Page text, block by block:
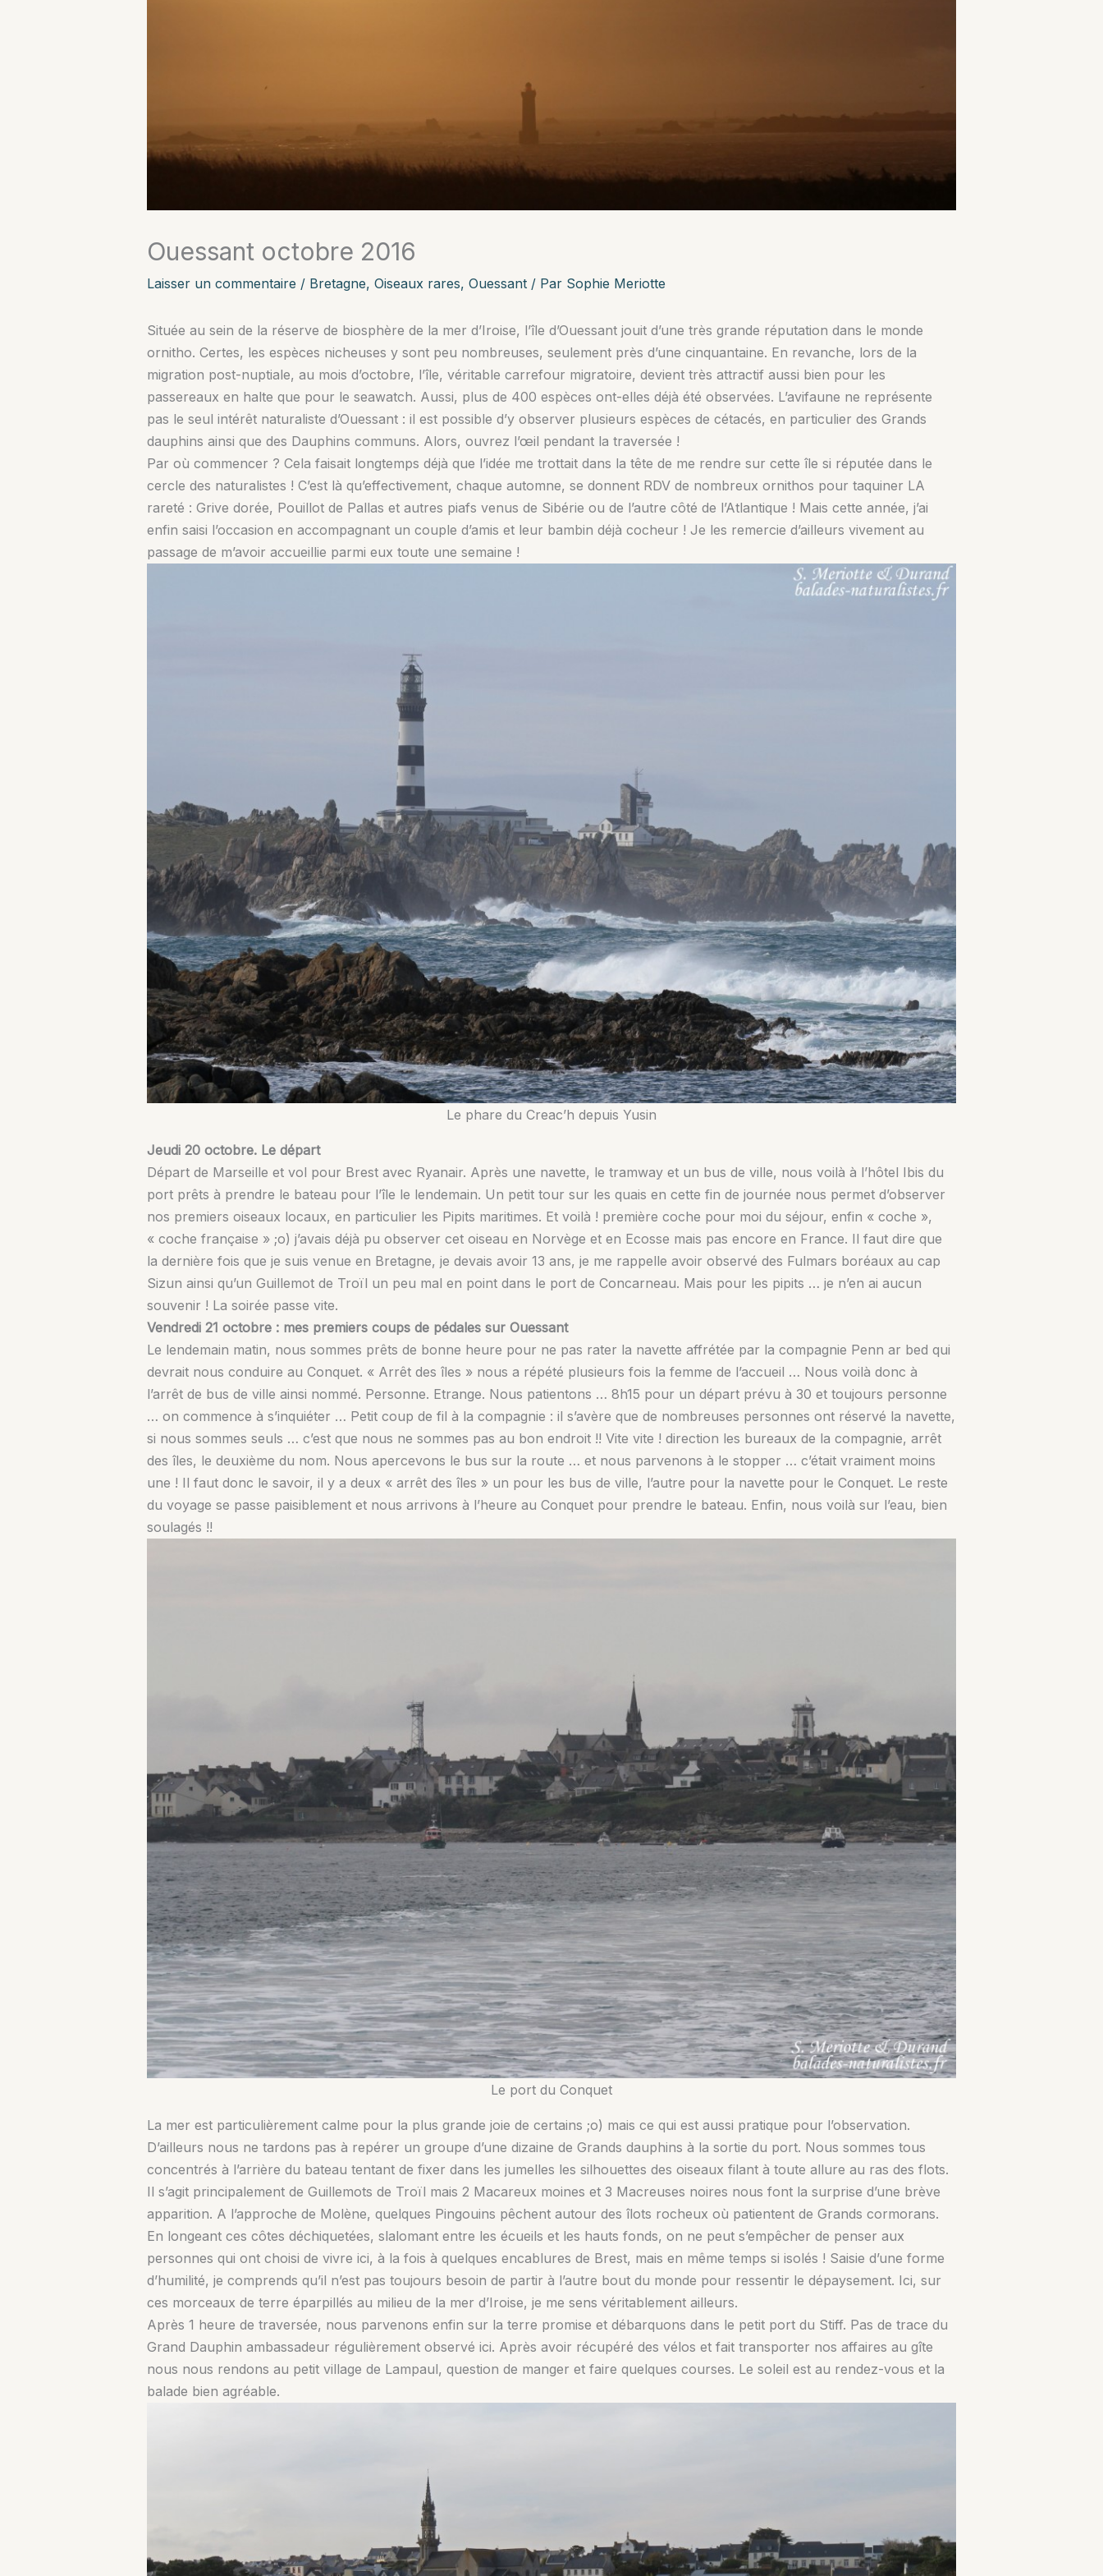
Ouessant octobre 2016
Laisser un commentaire / Bretagne, Oiseaux rares, Ouessant/ Par Sophie Meriotte
Située au sein de la réserve de biosphère de la mer d’Iroise, l’île d’Ouessant jouit d’une très grande réputation dans le monde
ornitho. Certes, les espèces nicheuses y sont peu nombreuses, seulement près d’une cinquantaine. En revanche, lors de la
migration post-nuptiale, au mois d’octobre, l’île, véritable carrefour migratoire, devient très attractif aussi bien pour les
passereaux en halte que pour le seawatch. Aussi, plus de 400 espèces ont-elles déjà été observées. L’avifaune ne représente
pas le seul intérêt naturaliste d’Ouessant : il est possible d’y observer plusieurs espèces de cétacés, en particulier des Grands
dauphins ainsi que des Dauphins communs. Alors, ouvrez l’œil pendant la traversée !
Par où commencer ? Cela faisait longtemps déjà que l’idée me trottait dans la tête de me rendre sur cette île si réputée dans le
cercle des naturalistes ! C’est là qu’effectivement, chaque automne, se donnent RDV de nombreux ornithos pour taquiner LA
rareté : Grive dorée, Pouillot de Pallas et autres piafs venus de Sibérie ou de l’autre côté de l’Atlantique ! Mais cette année, j’ai
enfin saisi l’occasion en accompagnant un couple d’amis et leur bambin déjà cocheur ! Je les remercie d’ailleurs vivement au
passage de m’avoir accueillie parmi eux toute une semaine !
Le phare du Creac’h depuis Yusin
Jeudi 20 octobre. Le départ
Départ de Marseille et vol pour Brest avec Ryanair. Après une navette, le tramway et un bus de ville, nous voilà à l’hôtel Ibis du
port prêts à prendre le bateau pour l’île le lendemain. Un petit tour sur les quais en cette fin de journée nous permet d’observer
nos premiers oiseaux locaux, en particulier les Pipits maritimes. Et voilà ! première coche pour moi du séjour, enfin « coche »,
« coche française » ;o) j’avais déjà pu observer cet oiseau en Norvège et en Ecosse mais pas encore en France. Il faut dire que
la dernière fois que je suis venue en Bretagne, je devais avoir 13 ans, je me rappelle avoir observé des Fulmars boréaux au cap
Sizun ainsi qu’un Guillemot de Troïl un peu mal en point dans le port de Concarneau. Mais pour les pipits … je n’en ai aucun
souvenir ! La soirée passe vite.
Vendredi 21 octobre : mes premiers coups de pédales sur Ouessant
Le lendemain matin, nous sommes prêts de bonne heure pour ne pas rater la navette affrétée par la compagnie Penn ar bed qui
devrait nous conduire au Conquet. « Arrêt des îles » nous a répété plusieurs fois la femme de l’accueil … Nous voilà donc à
l’arrêt de bus de ville ainsi nommé. Personne. Etrange. Nous patientons … 8h15 pour un départ prévu à 30 et toujours personne
… on commence à s’inquiéter … Petit coup de fil à la compagnie : il s’avère que de nombreuses personnes ont réservé la navette,
si nous sommes seuls … c’est que nous ne sommes pas au bon endroit !! Vite vite ! direction les bureaux de la compagnie, arrêt
des îles, le deuxième du nom. Nous apercevons le bus sur la route … et nous parvenons à le stopper … c’était vraiment moins
une ! Il faut donc le savoir, il y a deux « arrêt des îles » un pour les bus de ville, l’autre pour la navette pour le Conquet. Le reste
du voyage se passe paisiblement et nous arrivons à l’heure au Conquet pour prendre le bateau. Enfin, nous voilà sur l’eau, bien
soulagés !!
Le port du Conquet
La mer est particulièrement calme pour la plus grande joie de certains ;o) mais ce qui est aussi pratique pour l’observation.
D’ailleurs nous ne tardons pas à repérer un groupe d’une dizaine de Grands dauphins à la sortie du port. Nous sommes tous
concentrés à l’arrière du bateau tentant de fixer dans les jumelles les silhouettes des oiseaux filant à toute allure au ras des flots.
Il s’agit principalement de Guillemots de Troïl mais 2 Macareux moines et 3 Macreuses noires nous font la surprise d’une brève
apparition. A l’approche de Molène, quelques Pingouins pêchent autour des îlots rocheux où patientent de Grands cormorans.
En longeant ces côtes déchiquetées, slalomant entre les écueils et les hauts fonds, on ne peut s’empêcher de penser aux
personnes qui ont choisi de vivre ici, à la fois à quelques encablures de Brest, mais en même temps si isolés ! Saisie d’une forme
d’humilité, je comprends qu’il n’est pas toujours besoin de partir à l’autre bout du monde pour ressentir le dépaysement. Ici, sur
ces morceaux de terre éparpillés au milieu de la mer d’Iroise, je me sens véritablement ailleurs.
Après 1 heure de traversée, nous parvenons enfin sur la terre promise et débarquons dans le petit port du Stiff. Pas de trace du
Grand Dauphin ambassadeur régulièrement observé ici. Après avoir récupéré des vélos et fait transporter nos affaires au gîte
nous nous rendons au petit village de Lampaul, question de manger et faire quelques courses. Le soleil est au rendez-vous et la
balade bien agréable.